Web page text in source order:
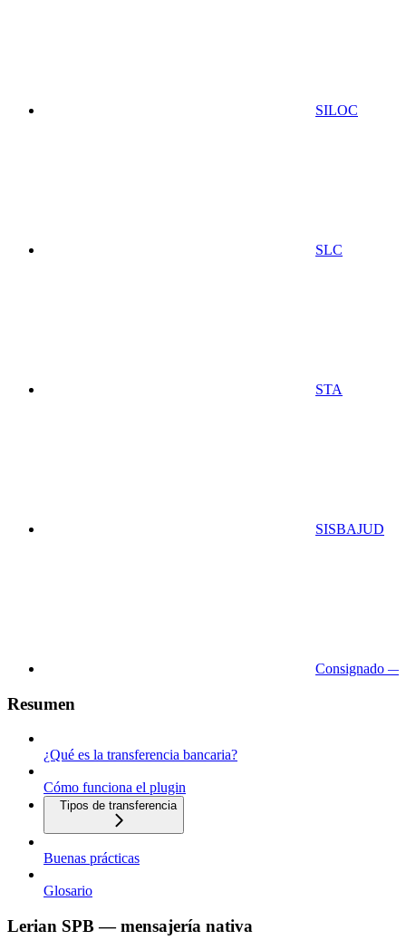
SILOC
SLC
STA
SISBAJUD
Consignado —
Resumen
¿Qué es la transferencia bancaria?
Cómo funciona el plugin
Tipos de transferencia
Buenas prácticas
Glosario
Lerian SPB — mensajería nativa